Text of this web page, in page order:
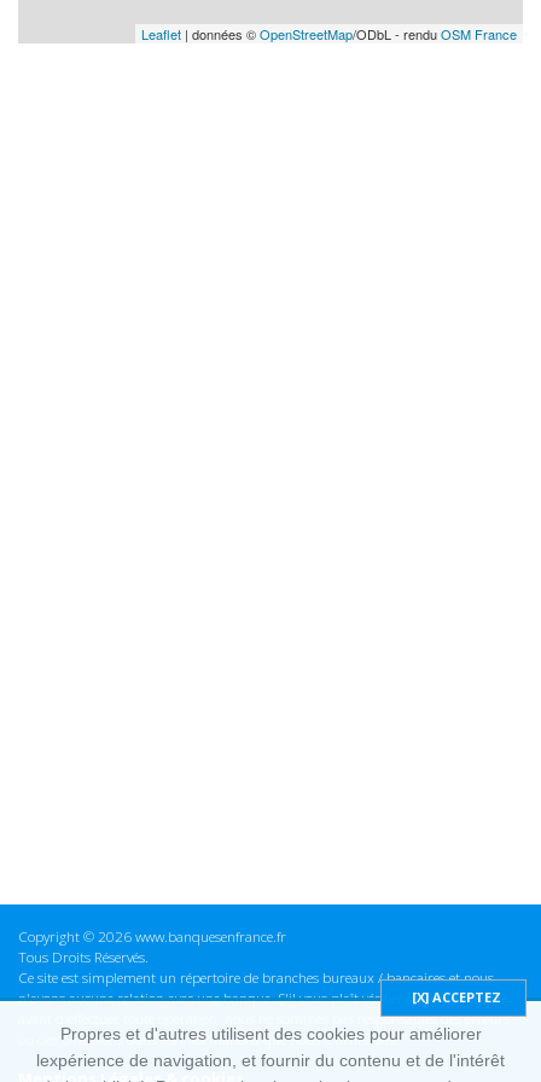
Leaflet | données ©OpenStreetMap/ODbL - renduOSM France
Copyright © 2026 www.banquesenfrance.fr
Tous Droits Réservés.
Ce site est simplement un répertoire de branches bureaux / bancaires et nous
n'avons aucune relation avec une banque. S'il vous plaît vérifier ces informations
avant d'effectuer toute opération, nous ne sommes pas responsables des erreurs
ou des omissions dans les informations que nous fournissons.
Propres et d'autres utilisent des cookies pour améliorer
lexpérience de navigation, et fournir du contenu et de l'intérêt